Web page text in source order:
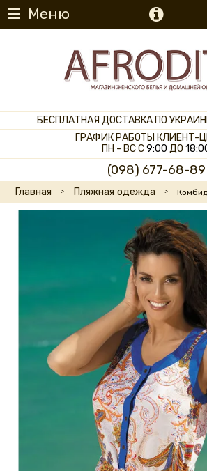
Меню
БЕСПЛАТНАЯ ДОСТАВКА ПО
ГРАФИК РАБОТЫ КЛИЕНТ-
ПН - ВС С9:00 ДО
(098) 677-68-89
Главная Пляжная одежда